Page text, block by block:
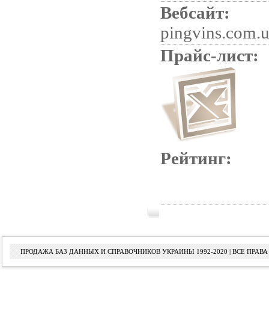
Вебсайт:
Прайс-лист:
Рейтинг:
ПРОДАЖА БАЗ ДАННЫХ И СПРАВОЧНИКОВ УКРАИНЫ 1992-2020 | ВСЕ